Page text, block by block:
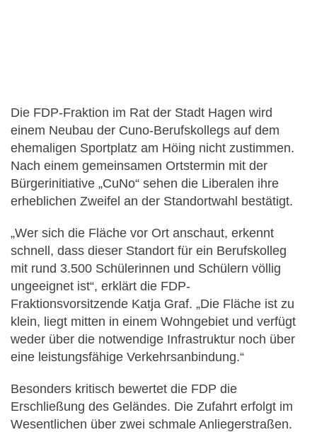
Die FDP-Fraktion im Rat der Stadt Hagen wird
einem Neubau der Cuno-Berufskollegs auf dem
ehemaligen Sportplatz am Höing nicht zustimmen.
Nach einem gemeinsamen Ortstermin mit der
Bürgerinitiative „CuNo“ sehen die Liberalen ihre
erheblichen Zweifel an der Standortwahl bestätigt.
„Wer sich die Fläche vor Ort anschaut, erkennt
schnell, dass dieser Standort für ein Berufskolleg
mit rund 3.500 Schülerinnen und Schülern völlig
ungeeignet ist“, erklärt die FDP-
Fraktionsvorsitzende Katja Graf. „Die Fläche ist zu
klein, liegt mitten in einem Wohngebiet und verfügt
weder über die notwendige Infrastruktur noch über
eine leistungsfähige Verkehrsanbindung.“
Besonders kritisch bewertet die FDP die
Erschließung des Geländes. Die Zufahrt erfolgt im
Wesentlichen über zwei schmale Anliegerstraßen.